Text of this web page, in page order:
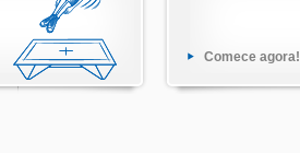
Comece agora!